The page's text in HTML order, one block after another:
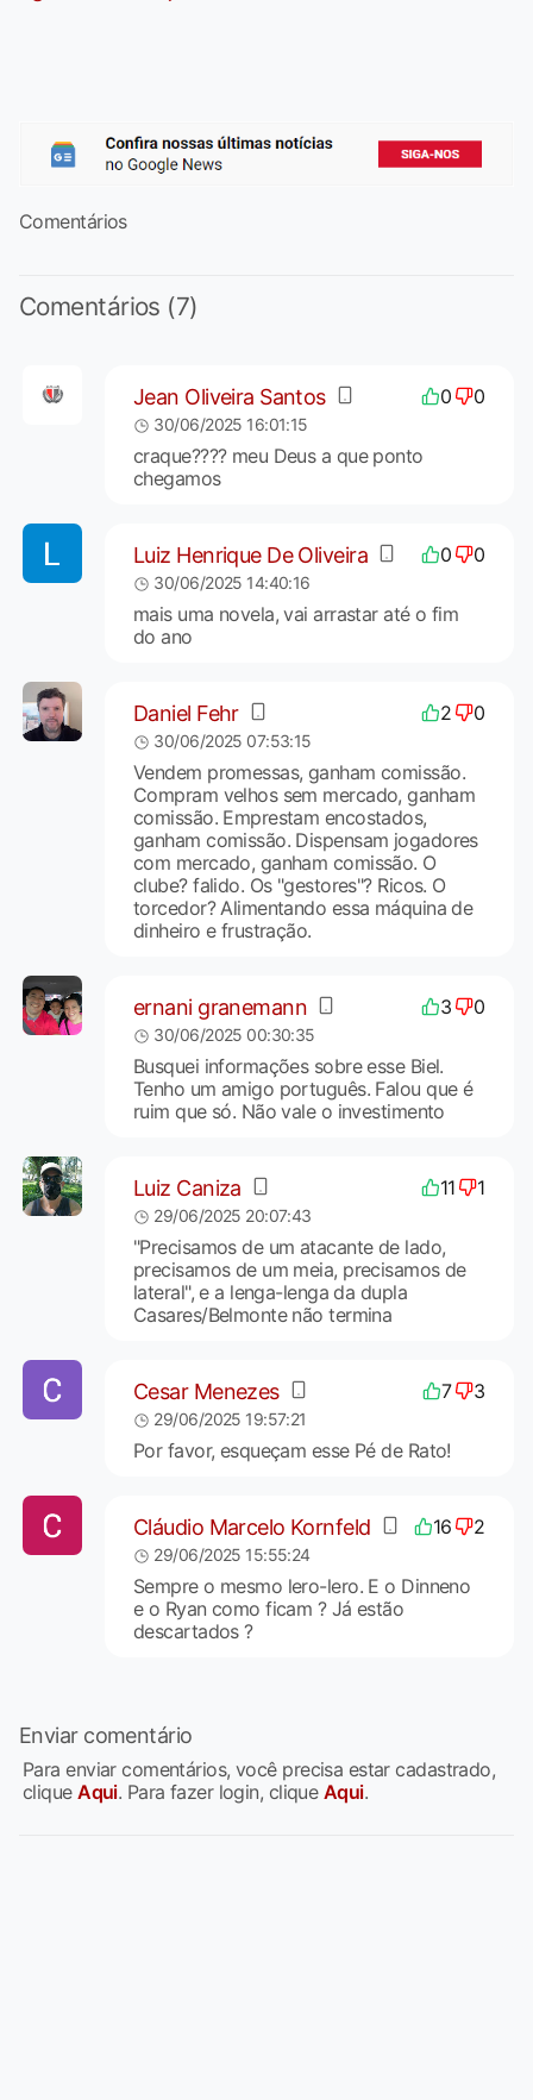
Comentários
Comentários (7)
Jean Oliveira Santos 0 0
30/06/2025 16:01:15
craque???? meu Deus a que ponto
chegamos
Luiz Henrique De Oliveira 0 0
30/06/2025 14:40:16
mais uma novela, vai arrastar até o fim
do ano
Daniel Fehr 2 0
30/06/2025 07:53:15
Vendem promessas, ganham comissão.
Compram velhos sem mercado, ganham
comissão. Emprestam encostados,
ganham comissão. Dispensam jogadores
com mercado, ganham comissão. O
clube? falido. Os "gestores"? Ricos. O
torcedor? Alimentando essa máquina de
dinheiro e frustração.
ernani granemann 3 0
30/06/2025 00:30:35
Busquei informações sobre esse Biel.
Tenho um amigo português. Falou que é
ruim que só. Não vale o investimento
Luiz Caniza 11 1
29/06/2025 20:07:43
"Precisamos de um atacante de lado,
precisamos de um meia, precisamos de
lateral", e a lenga-lenga da dupla
Casares/Belmonte não termina
Cesar Menezes 7 3
29/06/2025 19:57:21
Por favor, esqueçam esse Pé de Rato!
Cláudio Marcelo Kornfeld 16 2
29/06/2025 15:55:24
Sempre o mesmo lero-lero. E o Dinneno
e o Ryan como ficam ? Já estão
descartados ?
Enviar comentário
Para enviar comentários, você precisa estar cadastrado,
cliqueAqui. Para fazer login, clique Aqui.